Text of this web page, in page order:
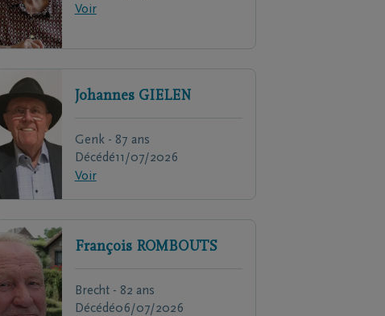
Voir
Johannes GIELEN
Genk - 87 ans
Décédé11/07/2026
Voir
François ROMBOUTS
Brecht - 82 ans
Décédé06/07/2026